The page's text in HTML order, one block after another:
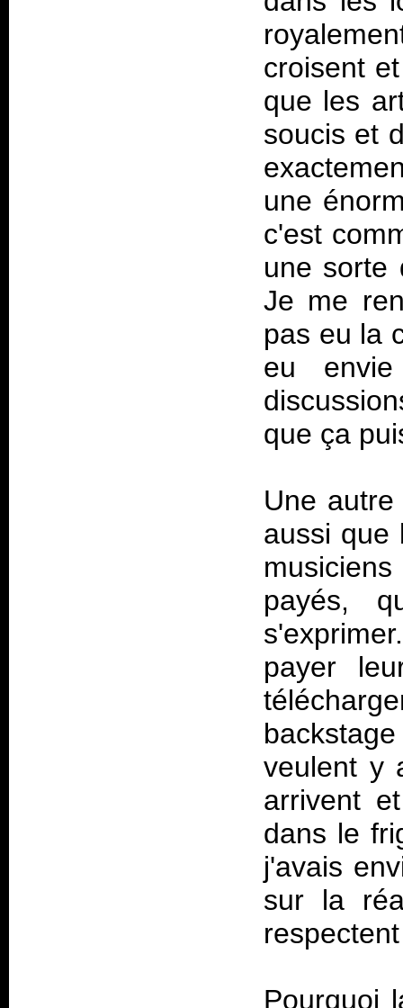
croisent
que les
soucis et
une
c'est
une sorte
Je me
pas eu la
eu
que ça
Une
aussi que
payés,
payer
veulent y
arrivent
dans le
j'avais
sur la
Pourquoi